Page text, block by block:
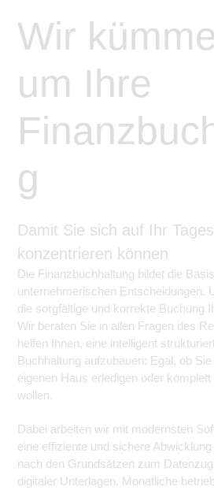
Wir
um Ihre
g
Damit Sie sich auf Ihr
konzentrieren können
Die Finanzbuchhaltung bildet die
unternehmerischen Entscheidungen.
die sorgfältige und korrekte Buchung
Wir beraten Sie in allen Fragen des
helfen Ihnen, eine intelligent
Buchhaltung aufzubauen: Egal, ob
eigenen Haus erledigen oder
wollen.
Dabei arbeiten wir mit modernsten
eine effiziente und sichere
nach den Grundsätzen zum
digitaler Unterlagen. Monatliche